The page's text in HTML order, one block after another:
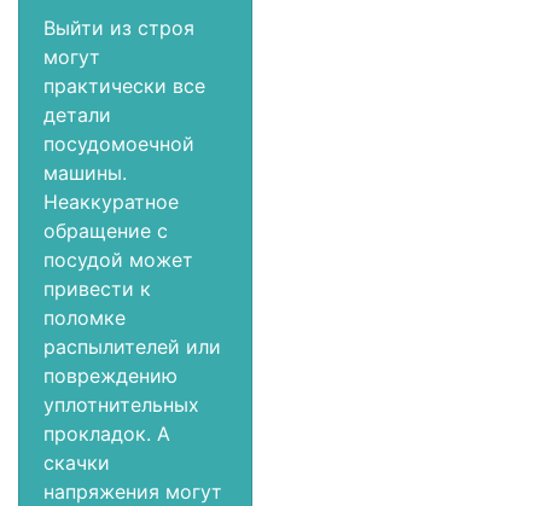
Выйти из строя
могут
практически все
детали
посудомоечной
машины.
Неаккуратное
обращение с
посудой может
привести к
поломке
распылителей или
повреждению
уплотнительных
прокладок. А
скачки
напряжения могут